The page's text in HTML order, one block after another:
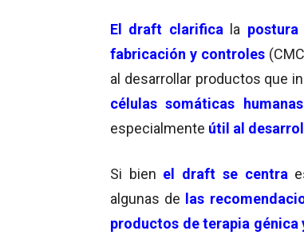
El draft clarifica la postura
fabricación y controles
al desarrollar productos que
células somáticas humanas
especialmente útil al
Si bien el draft se centra
algunas de las
productos de terapia génica